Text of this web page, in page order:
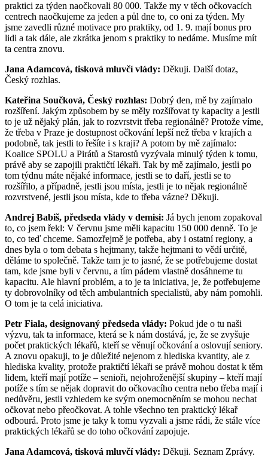
praktici za týden naočkovali 80 000. Takže my v těch očkovacích
centrech naočkujeme za jeden a půl dne to, co oni za týden. My
jsme zavedli různé motivace pro praktiky, od 1. 9. mají bonus pro
lidi a tak dále, ale zkrátka jenom s praktiky to nedáme. Musíme mít
ta centra znovu.
Jana Adamcová, tisková mluvčí vlády: Děkuji. Další dotaz,
Český rozhlas.
Kateřina Součková, Český rozhlas: Dobrý den, mě by zajímalo
rozšíření. Jakým způsobem by se měly rozšiřovat ty kapacity a jestli
to je už nějaký plán, jak to rozvrstvit třeba regionálně? Protože víme,
že třeba v Praze je dostupnost očkování lepší než třeba v krajích a
podobně, tak jestli to řešíte i s kraji? A potom by mě zajímalo:
Koalice SPOLU a Pirátů a Starostů vyzývala minulý týden k tomu,
právě aby se zapojili praktičtí lékaři. Tak by mě zajímalo, jestli po
tom týdnu máte nějaké informace, jestli se to daří, jestli se to
rozšířilo, a případně, jestli jsou místa, jestli je to nějak regionálně
rozvrstvené, jestli jsou místa, kde to třeba vázne? Děkuji.
Andrej Babiš, předseda vlády v demisi: Já bych jenom zopakoval
to, co jsem řekl: V červnu jsme měli kapacitu 150 000 denně. To je
to, co teď chceme. Samozřejmě je potřeba, aby i ostatní regiony, a
dnes byla o tom debata s hejtmany, takže hejtmani to vědí určitě,
děláme to společně. Takže tam je to jasné, že se potřebujeme dostat
tam, kde jsme byli v červnu, a tím pádem vlastně dosáhneme tu
kapacitu. Ale hlavní problém, a to je ta iniciativa, je, že potřebujeme
ty dobrovolníky od těch ambulantních specialistů, aby nám pomohli.
O tom je ta celá iniciativa.
Petr Fiala, designovaný předseda vlády: Pokud jde o tu naši
výzvu, tak ta informace, která se k nám dostává, je, že se zvyšuje
počet praktických lékařů, kteří se věnují očkování a oslovují seniory.
A znovu opakuji, to je důležité nejenom z hlediska kvantity, ale z
hlediska kvality, protože praktičtí lékaři se právě mohou dostat k těm
lidem, kteří mají potíže – senioři, nejohroženější skupiny – kteří mají
potíže s tím se nějak dopravit do očkovacího centra nebo třeba mají i
nedůvěru, jestli vzhledem ke svým onemocněním se mohou nechat
očkovat nebo přeočkovat. A tohle všechno ten praktický lékař
odbourá. Proto jsme je taky k tomu vyzvali a jsme rádi, že stále více
praktických lékařů se do toho očkování zapojuje.
Jana Adamcová, tisková mluvčí vlády: Děkuji. Seznam Zprávy.